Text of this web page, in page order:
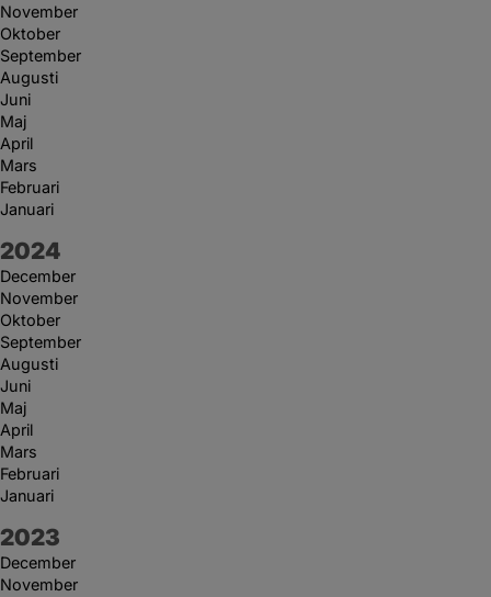
November
Oktober
September
Augusti
Juni
Maj
April
Mars
Februari
Januari
År:
2024
December
November
Oktober
September
Augusti
Juni
Maj
April
Mars
Februari
Januari
År:
2023
December
November